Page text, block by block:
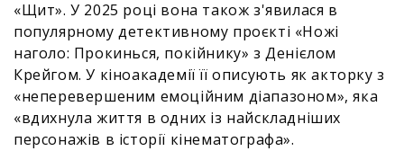
«Щит». У 2025 році вона також з'явилася в
популярному детективному проєкті «Ножі
наголо: Прокинься, покійнику» з Денієлом
Крейгом. У кіноакадемії її описують як акторку з
«неперевершеним емоційним діапазоном», яка
«вдихнула життя в одних із найскладніших
персонажів в історії кінематографа».